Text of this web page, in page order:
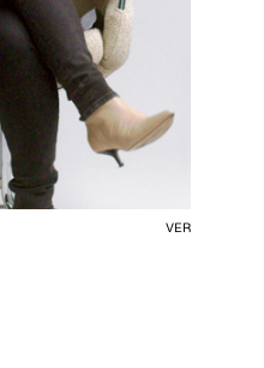
VER